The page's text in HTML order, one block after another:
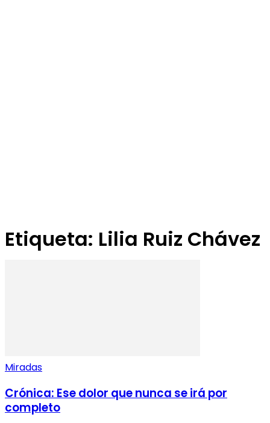
Etiqueta: Lilia Ruiz Chávez
Miradas
Crónica: Ese dolor que nunca se irá por
completo